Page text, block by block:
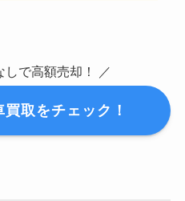
しで高額売却！ ／
買取をチェック！